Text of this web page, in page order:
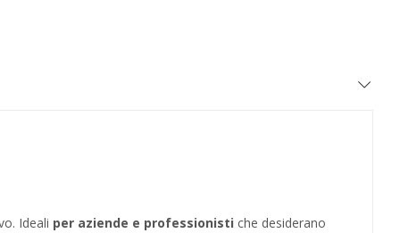
Ideali per aziende e professionisti che desiderano